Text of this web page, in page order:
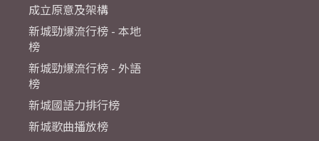
成立原意及架構
新城勁爆流行榜 - 本地
榜
新城勁爆流行榜 - 外語
榜
新城國語力排行榜
新城歌曲播放榜